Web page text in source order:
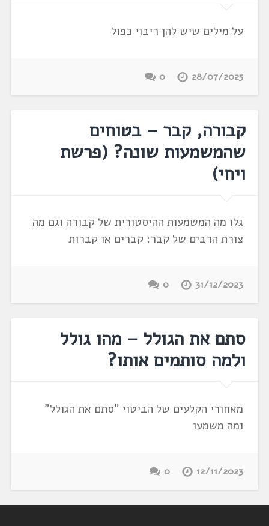
על מילים שיש להן ריבוי כפול
28/07/2025
0
קבורה, קבר – בטוחים
שהמשמעות שונה? (פרשת
ויחי)
גלו מה המשמעות ההיסטורית של קבורה וגם מה
צורת הרבים של קבר: קברים או קברות
31/12/2023
0
סתם את הגולל – מהו גולל
ולמה סותמים אותו?
מאחורי הקלעים של הביטוי "סתם את הגולל"
ומה משמעו
12/11/2023
0